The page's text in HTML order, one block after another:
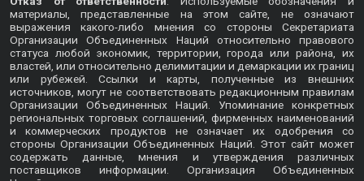
материалы, представленные на этом сайте, не означают
выражения какого-либо мнения со стороны Секретариата
Организации Объединенных Наций относительно правового
статуса любой экономик, территории, города или района, их
властей, или относительно делимитации и демаркации их границ
или рубежей. Ссылки и карты, полученные из внешних
источников, могут не соответствовать редакционным правилам
Организации Объединенных Наций. Упоминание конкретных
региональных торговых соглашений, фирменных наименований
и коммерческих продуктов не означает их одобрения со
стороны Организации Объединенных Наций. Этот сайт может
содержать данные, мнения и утверждения различных
поставщиков информации. Организация Объединенных